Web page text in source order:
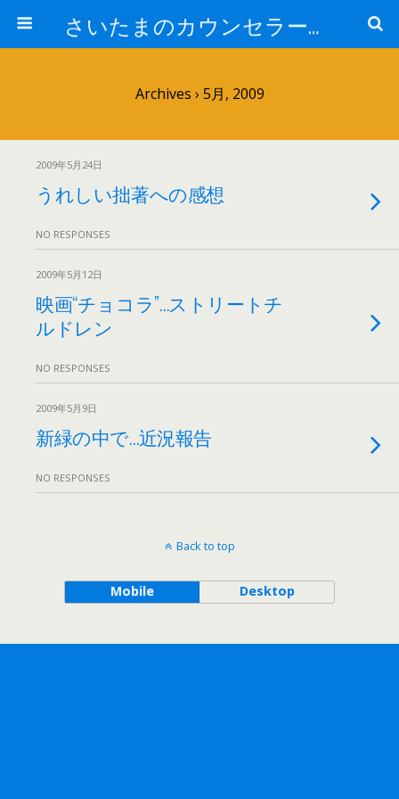
さいたまのカウンセラー日記
Archives › 5月, 2009
2009年5月24日
うれしい拙著への感想
NO RESPONSES
2009年5月12日
映画“チョコラ”…ストリートチ
ルドレン
NO RESPONSES
2009年5月9日
新緑の中で…近況報告
NO RESPONSES
Back to top
Mobile Desktop